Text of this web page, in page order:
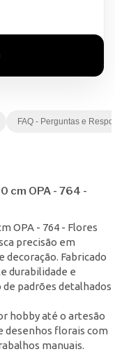
FAQ - Perguntas e
cm OPA - 764 -
OPA - 764 - Flores
precisão em
Fabricado
durabilidade e
padrões detalhados
hobby até o artesão
desenhos florais com
manuais.